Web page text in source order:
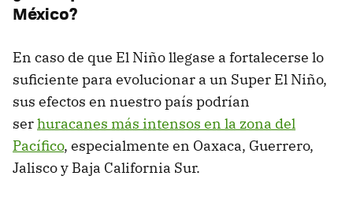
México?
En caso de que El Niño llegase a fortalecerse lo
suficiente para evolucionar a un Super El Niño,
sus efectos en nuestro país podrían
serhuracanes más intensos en la zona del
Pacífico, especialmente en Oaxaca, Guerrero,
Jalisco y Baja California Sur.